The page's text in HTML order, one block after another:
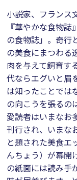
小説家、フランス
『華やかな食物
の食物誌」。奇行
の美食にまつわる
肉を与えて飼育す
代ならエグいと眉
は知ったことでは
の向こうを張るの
愛読者はいまなお
刊行され、いまな
と題された美食エ
んちょう）が幕開
の紙面には読み手